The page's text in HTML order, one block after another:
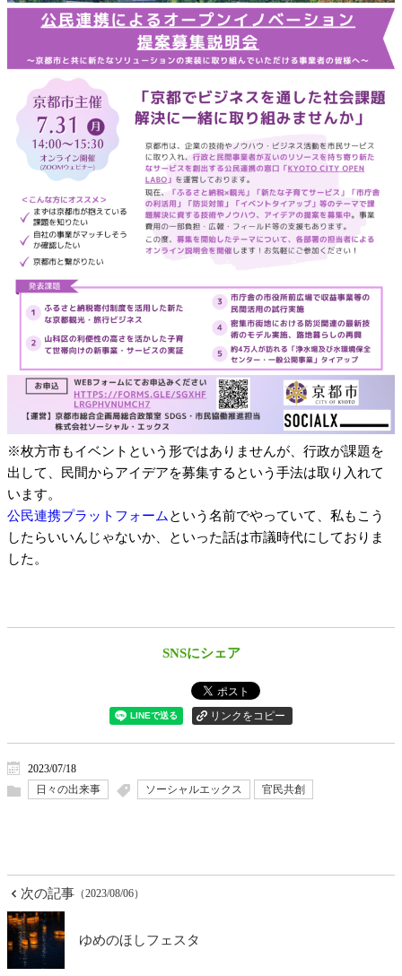
※枚方市もイベントという形ではありませんが、行政が課題を
出して、民間からアイデアを募集するという手法は取り入れて
います。
公民連携プラットフォームという名前でやっていて、私もこう
したらいいんじゃないか、といった話は市議時代にしておりま
した。
SNSにシェア
2023/07/18
日々の出来事
ソーシャルエックス 官民共創
次の記事 （2023/08/06）
ゆめのほしフェスタ